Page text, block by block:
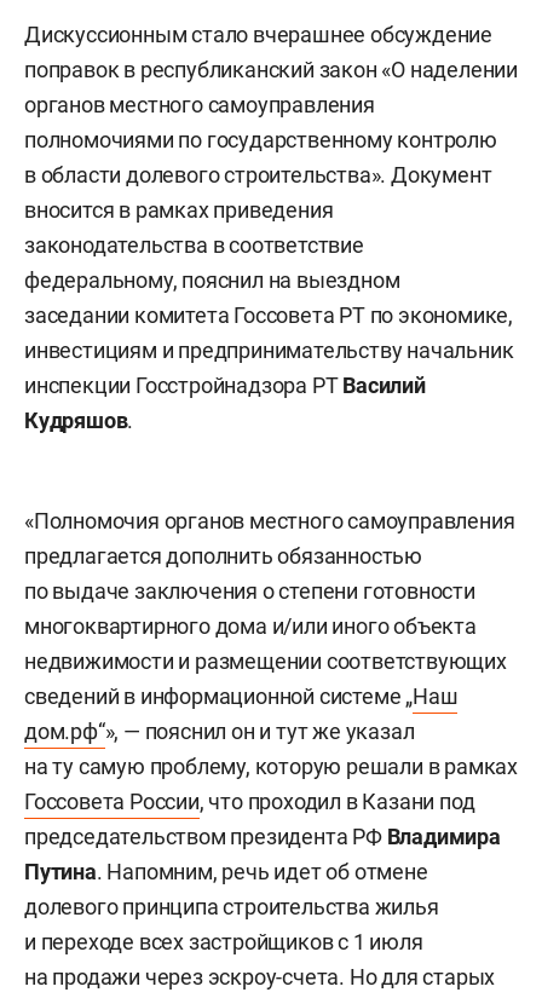
Дискуссионным стало вчерашнее обсуждение
поправок в республиканский закон «О наделении
органов местного самоуправления
полномочиями по государственному контролю
в области долевого строительства». Документ
вносится в рамках приведения
законодательства в соответствие
федеральному, пояснил на выездном
заседании комитета Госсовета РТ по экономике,
инвестициям и предпринимательству начальник
инспекции Госстройнадзора РТВасилий
Кудряшов.
«Полномочия органов местного самоуправления
предлагается дополнить обязанностью
по выдаче заключения о степени готовности
многоквартирного дома и/или иного объекта
недвижимости и размещении соответствующих
сведений в информационной системе „Наш
дом.рф“», — пояснил он и тут же указал
на ту самую проблему, которую решали в рамках
Госсовета России, что проходил в Казани под
председательством президента РФ Владимира
Путина. Напомним, речь идет об отмене
долевого принципа строительства жилья
и переходе всех застройщиков с 1 июля
на продажи через эскроу-счета. Но для старых